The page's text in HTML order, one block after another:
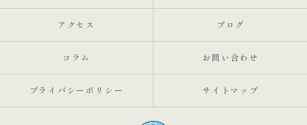
アクセス ブログ
コラム お問い合わせ
プライバシーポリシー サイトマップ